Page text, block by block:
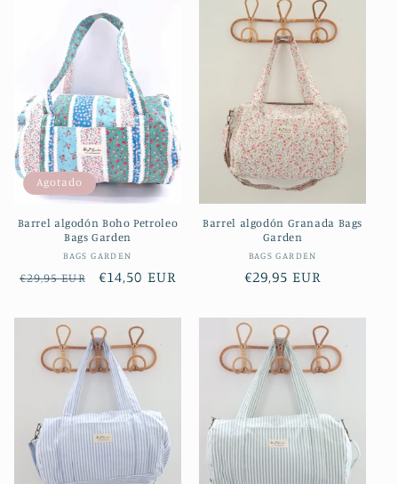
ó
n
Agotado
Barrel algodón Boho Petroleo
Bags Garden
Proveedor:
BAGS GARDEN
Precio
€29,95 EUR
Precio
oferta
€14,50 EUR
Barrel algodón Granada Bags
Garden
Proveedor:
BAGS GARDEN
Precio
€29,95 EUR